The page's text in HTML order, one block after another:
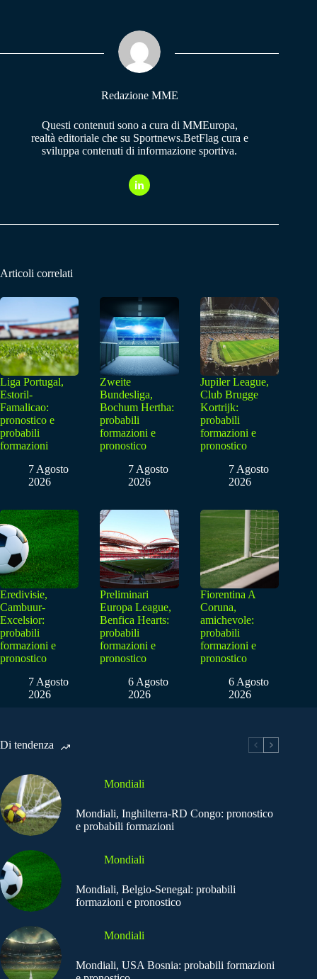
pp m
Redazione MME
Questi contenuti sono a cura di MMEuropa,
realtà editoriale che su Sportnews.BetFlag cura e
sviluppa contenuti di informazione sportiva.
Articoli correlati
Liga Portugal,
Estoril-
Famalicao:
pronostico e
probabili
formazioni
7 Agosto
2026
Zweite
Bundesliga,
Bochum Hertha:
probabili
formazioni e
pronostico
7 Agosto
2026
Jupiler League,
Club Brugge
Kortrijk:
probabili
formazioni e
pronostico
7 Agosto
2026
Eredivisie,
Cambuur-
Excelsior:
probabili
formazioni e
pronostico
7 Agosto
2026
Preliminari
Europa League,
Benfica Hearts:
probabili
formazioni e
pronostico
6 Agosto
2026
Fiorentina A
Coruna,
amichevole:
probabili
formazioni e
pronostico
6 Agosto
2026
Di tendenza
Mondiali
Mondiali, Inghilterra-RD Congo: pronostico
e probabili formazioni
Mondiali
Mondiali, Belgio-Senegal: probabili
formazioni e pronostico
Mondiali
Mondiali, USA Bosnia: probabili formazioni